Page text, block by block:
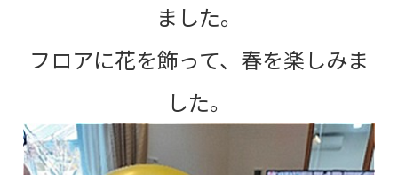
ました。
フロアに花を飾って、春を楽しみま
した。